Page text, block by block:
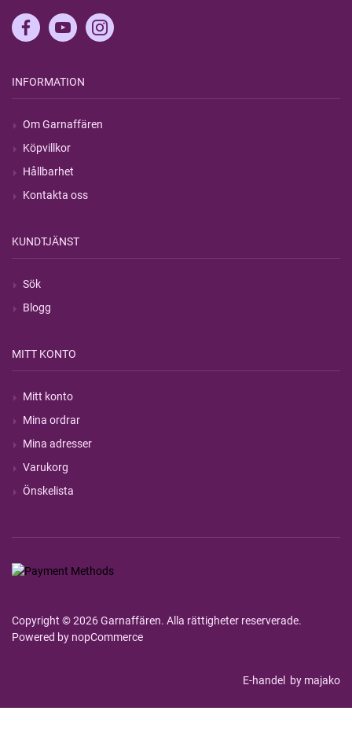
INFORMATION
Om Garnaffären
Köpvillkor
Hållbarhet
Kontakta oss
KUNDTJÄNST
Sök
Blogg
MITT KONTO
Mitt konto
Mina ordrar
Mina adresser
Varukorg
Önskelista
Copyright © 2026 Garnaffären. Alla rättigheter reserverade.
Powered by nopCommerce
E-handel by majako